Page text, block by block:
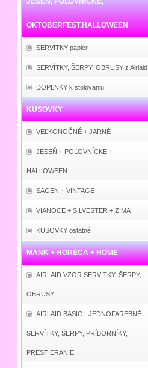
OKTOBERFEST,HALLOWEEN
SERVÍTKY papier
SERVÍTKY, ŠERPY, OBRUSY z Airlaid
DOPLNKY k stolovaniu
KUSOVKY
VEĽKONOČNÉ + JARNÉ
JESEŇ + POĽOVNÍCKE +
HALLOWEEN
SAGEN + VINTAGE
VIANOCE + SILVESTER + ZIMA
KUSOVKY ostatné
MANK + HORECA + HOME
AIRLAID VZOR SERVÍTKY, ŠERPY,
OBRUSY
AIRLAID BASIC - JEDNOFAREBNÉ
SERVÍTKY, ŠERPY, PRÍBORNÍKY,
PRESTIERANIE